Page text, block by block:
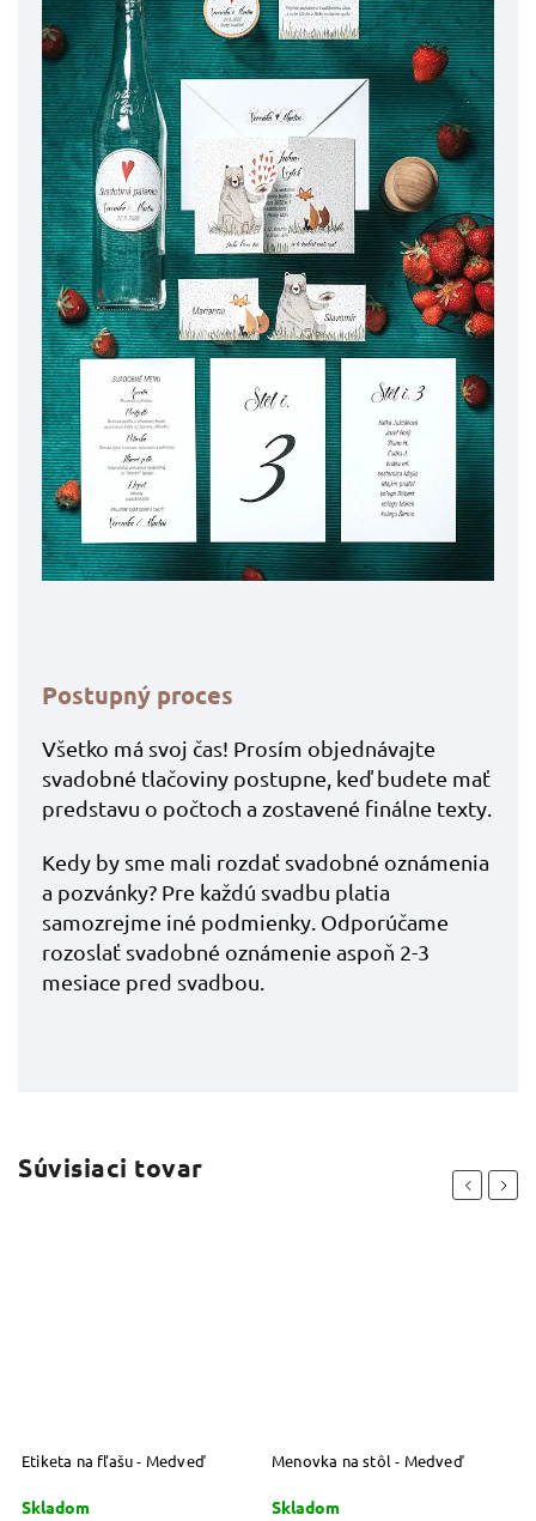
Postupný proces
Všetko má svoj čas! Prosím objednávajte
svadobné tlačoviny postupne, keď budete mať
predstavu o počtoch a zostavené finálne texty.
Kedy by sme mali rozdať svadobné oznámenia
a pozvánky? Pre každú svadbu platia
samozrejme iné podmienky. Odporúčame
rozoslať svadobné oznámenie aspoň 2-3
mesiace pred svadbou.
Súvisiaci tovar
Previous
Etiketa na fľašu - Medveď
Skladom
Menovka na stôl - Medveď
Skladom
Next